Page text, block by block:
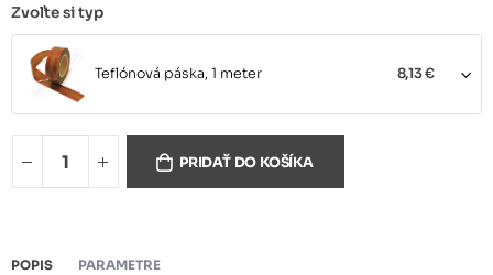
Zvoľte si typ
Teflónová páska, 1 meter 8,13 €
Teflónová páska, balenie 30
PRIDAŤ DO KOŠÍKA
POPIS PARAMETRE